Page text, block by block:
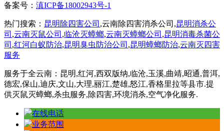
备案号： 滇ICP备18002943号-1
热门搜索： 昆明除四害公司 ,云南除四害消杀公司,昆明消杀公
司 ,云南灭鼠公司 ,临沧灭蟑螂,云南灭蟑螂公司 ,昆明消毒杀菌公
司 ,红河白蚁防治,昆明臭虫防治公司 ,昆明蟑螂防治,云南灭四害
服务
服务于全云南：昆明,红河,西双版纳,临沧,玉溪,曲靖,昭通,普洱,
德宏,保山,迪庆,文山,大理,丽江,楚雄,怒江,香格里拉等县市.提
供灭鼠灭蟑螂,杀虫服务,除四害,环境消杀,空气净化服务.
在线电话
业务范围